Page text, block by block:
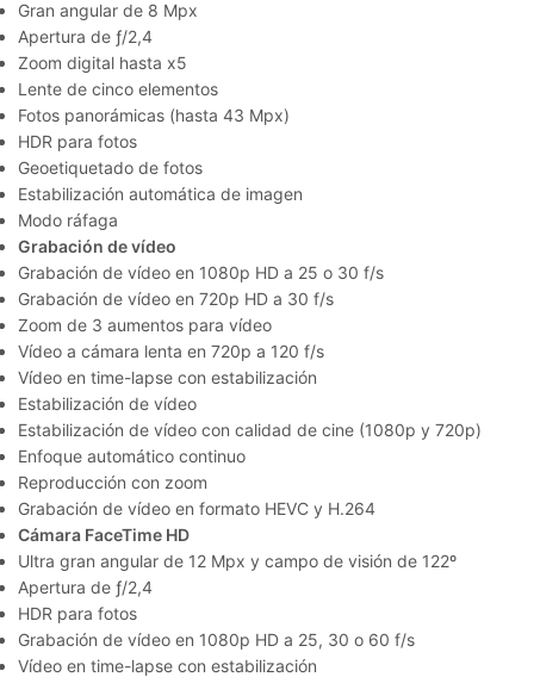
Gran angular de 8 Mpx
Apertura de ƒ/2,4
Zoom digital hasta x5
Lente de cinco elementos
Fotos panorámicas (hasta 43 Mpx)
HDR para fotos
Geoetiquetado de fotos
Estabilización automática de imagen
Modo ráfaga
Grabación de vídeo
Grabación de vídeo en 1080p HD a 25 o 30 f/s
Grabación de vídeo en 720p HD a 30 f/s
Zoom de 3 aumentos para vídeo
Vídeo a cámara lenta en 720p a 120 f/s
Vídeo en time-lapse con estabili­zación
Estabilización de vídeo
Estabilización de vídeo con calidad de cine (1080p y 720p)
Enfoque automático continuo
Reproducción con zoom
Grabación de vídeo en formato HEVC y H.264
Cámara FaceTime HD
Ultra gran angular de 12 Mpx y campo de visión de 122º
Apertura de ƒ/2,4
HDR para fotos
Grabación de vídeo en 1080p HD a 25, 30 o 60 f/s
Vídeo en time-lapse con estabili­zación